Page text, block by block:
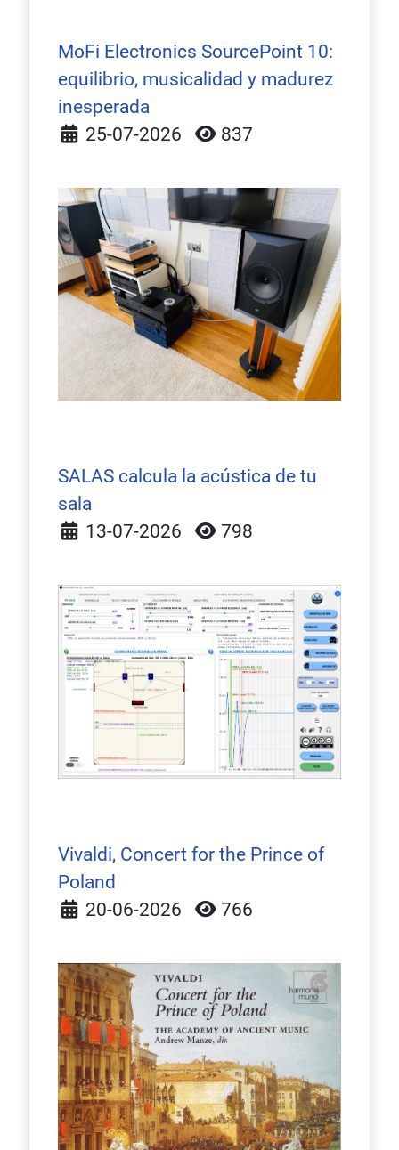
MoFi Electronics SourcePoint 10:
equilibrio, musicalidad y madurez
inesperada
Detalles
25-07-2026 837
SALAS calcula la acústica de tu
sala
Detalles
13-07-2026 798
Vivaldi, Concert for the Prince of
Poland
Detalles
20-06-2026 766